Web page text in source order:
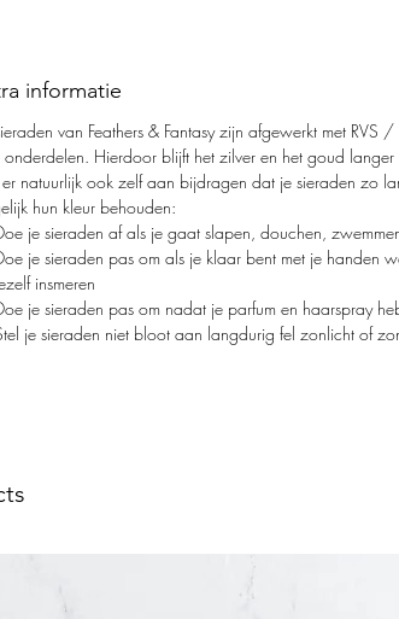
☀️🌊🪸🐚🐠
informatie
van Feathers & Fantasy zijn afgewerkt met RVS /
onderdelen. Hierdoor blijft het zilver en het goud langer
er natuurlijk ook zelf aan bijdragen dat je sieraden zo
hun kleur behouden:
je sieraden af als je gaat slapen, douchen,
je sieraden pas om als je klaar bent met je handen
insmeren
je sieraden pas om nadat je parfum en haarspray
je sieraden niet bloot aan langdurig fel zonlicht of